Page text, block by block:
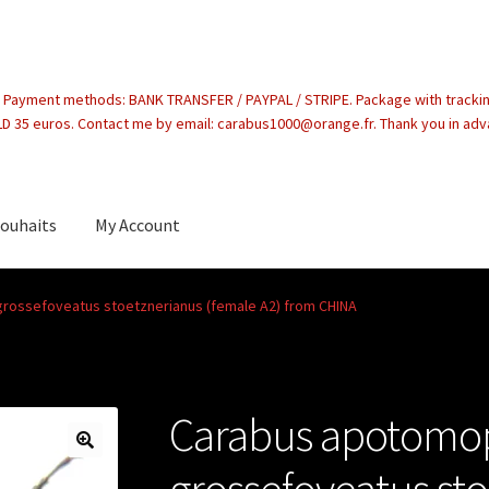
methods: BANK TRANSFER / PAYPAL / STRIPE. Package with
35 euros. Contact me by email: carabus1000@orange.fr. Thank you in
My Account
stoetznerianus (female A2) from CHINA
Carabus